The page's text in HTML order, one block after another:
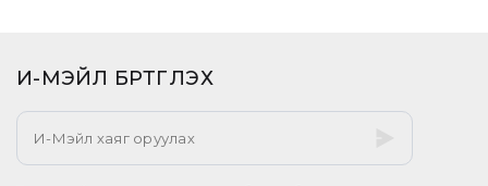
И-МЭЙЛ БҮРТГҮҮЛЭХ​